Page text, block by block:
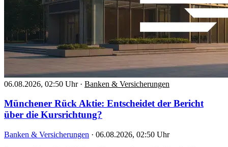
06.08.2026, 02:50 Uhr · Banken & Versicherungen
Münchener Rück Aktie: Entscheidet der Bericht
über die Kursrichtung?
Banken & Versicherungen · 06.08.2026, 02:50 Uhr